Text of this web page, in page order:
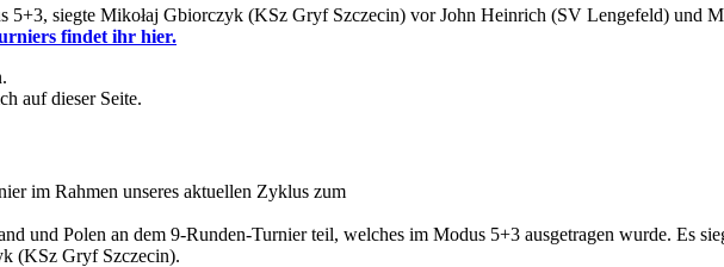
5+3, siegte Mikołaj Gbiorczyk (KSz Gryf Szczecin) vor John Heinrich (SV Lengefeld) und
findet ihr hier.
auf dieser Seite.
im Rahmen unseres aktuellen Zyklus zum
und Polen an dem 9-Runden-Turnier teil, welches im Modus 5+3 ausgetragen wurde. Es
(KSz Gryf Szczecin).